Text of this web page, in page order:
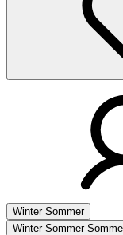
Winter Sommer
Winter Sommer